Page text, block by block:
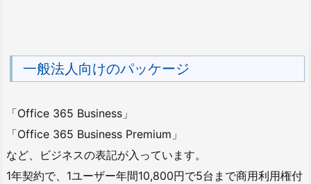
一般法人向けのパッケージ
「Office 365 Business」
「Office 365 Business Premium」
など、ビジネスの表記が入っています。
1年契約で、1ユーザー年間10,800円で5台まで商用利用権付